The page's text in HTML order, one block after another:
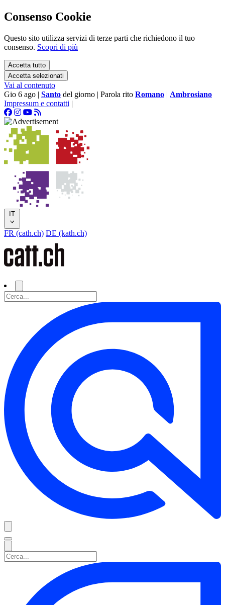
Consenso Cookie
Questo sito utilizza servizi di terze parti che richiedono il tuo
consenso. Scopri di più
Accetta tutto
Accetta selezionati
Vai al contenuto
Gio 6 ago | Santo del giorno | Parola rito Romano | Ambrosiano
Impressum e contatti |
IT
FR (cath.ch) DE (kath.ch)